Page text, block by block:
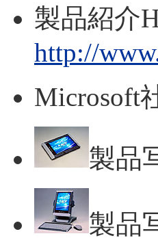
製品紹介
http://
Microsoft
製品
製品